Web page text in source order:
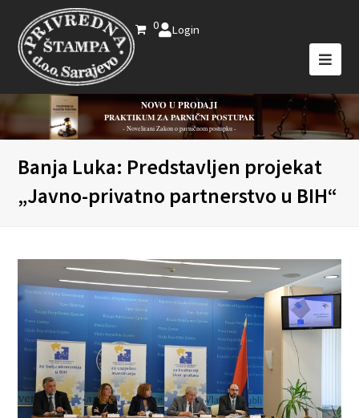
0 Login
NOVO U PRODAJI
PRAKTIKUM ZA PARNIČNI POSTUPAK
- Novelirani Zakon o parničnom postupku -
Banja Luka: Predstavljen projekat
„Javno-privatno partnerstvo u BIH“